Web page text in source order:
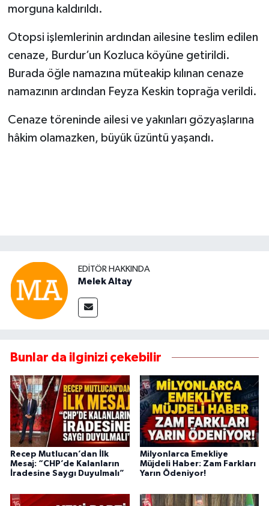
morguna kaldırıldı.
Otopsi işlemlerinin ardından ailesine teslim edilen
cenaze, Burdur’un Kozluca köyüne getirildi.
Burada öğle namazına müteakip kılınan cenaze
namazının ardından Feyza Keskin toprağa verildi.
Cenaze töreninde ailesi ve yakınları gözyaşlarına
hâkim olamazken, büyük üzüntü yaşandı.
EDITÖR HAKKINDA
Melek Altay
Bunlar da ilginizi çekebilir
Recep Mutlucan’dan İlk
Mesaj: “CHP’de Kalanların
İradesine Saygı Duyulmalı”
Milyonlarca Emekliye
Müjdeli Haber: Zam Farkları
Yarın Ödeniyor!